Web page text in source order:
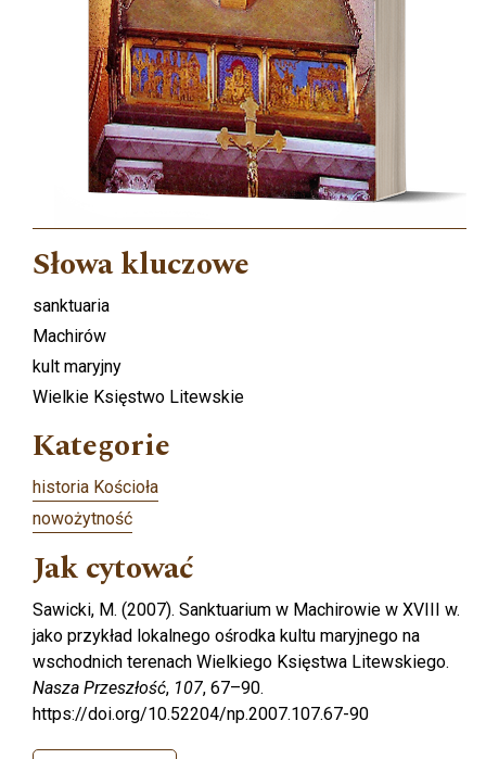
Słowa kluczowe
sanktuaria
Machirów
kult maryjny
Wielkie Księstwo Litewskie
Kategorie
historia Kościoła
nowożytność
Jak cytować
Sawicki, M. (2007). Sanktuarium w Machirowie w XVIII w.
jako przykład lokalnego ośrodka kultu maryjnego na
wschodnich terenach Wielkiego Księstwa Litewskiego.
Nasza Przeszłość, 107, 67–90.
https://doi.org/10.52204/np.2007.107.67-90